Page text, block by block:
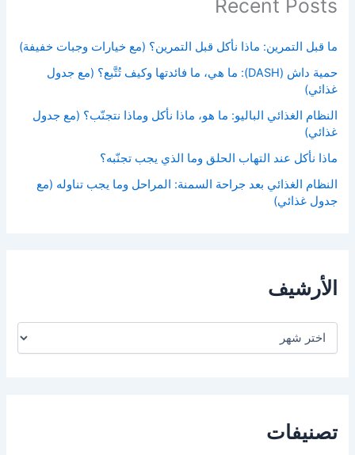
Recent Posts
ما قبل التمرين: ماذا نأكل قبل التمرين؟ (مع خيارات وجبات خفيفة)
حمية داش (DASH): ما هي، ما فائدتها وكيف تُتَّبع؟ (مع جدول
غذائي)
النظام الغذائي الباليو: ما هو، ماذا نأكل وماذا نتجنّب؟ (مع جدول
غذائي)
ماذا نأكل عند التهاب الحلق وما الذي يجب تجنّبه؟
النظام الغذائي بعد جراحة السمنة: المراحل وما يجب تناوله (مع
جدول غذائي)
الأرشيف
تصنيفات